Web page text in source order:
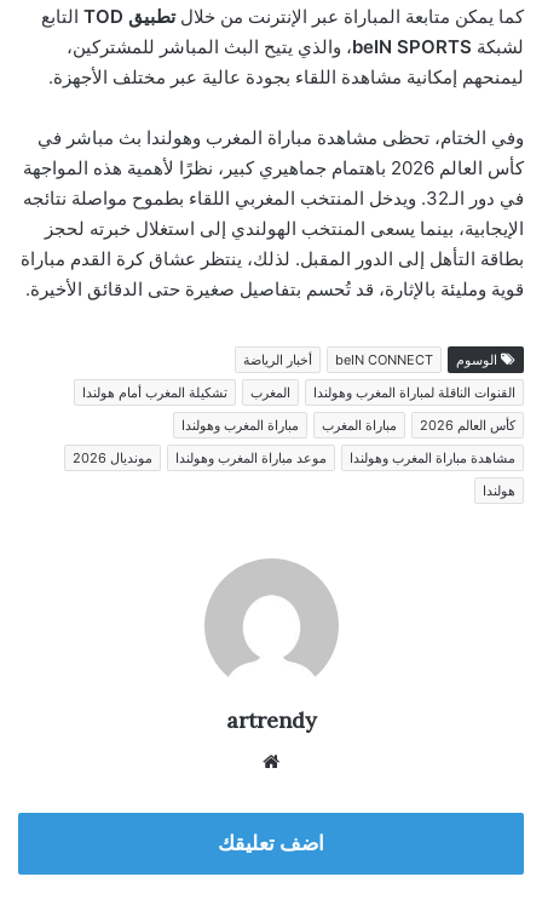
كما يمكن متابعة المباراة عبر الإنترنت من خلالتطبيق TOD
التابع
لشبكة beIN SPORTS، والذي يتيح البث المباشر للمشتركين،
ليمنحهم إمكانية مشاهدة اللقاء بجودة عالية عبر مختلف الأجهزة.
وفي الختام، تحظى مشاهدة مباراة المغرب وهولندا بث مباشر في
كأس العالم 2026 باهتمام جماهيري كبير، نظرًا لأهمية هذه المواجهة
في دور الـ32. ويدخل المنتخب المغربي اللقاء بطموح مواصلة نتائجه
الإيجابية، بينما يسعى المنتخب الهولندي إلى استغلال خبرته لحجز
بطاقة التأهل إلى الدور المقبل. لذلك، ينتظر عشاق كرة القدم مباراة
قوية ومليئة بالإثارة، قد تُحسم بتفاصيل صغيرة حتى الدقائق الأخيرة.
الوسوم beIN CONNECT
أخبار الرياضة
القنوات الناقلة لمباراة المغرب وهولندا
المغرب
تشكيلة المغرب أمام هولندا
كأس العالم 2026
مباراة المغرب
مباراة المغرب وهولندا
مشاهدة مباراة المغرب وهولندا
موعد مباراة المغرب وهولندا
مونديال 2026
هولندا
artrendy
الوي
ب
اضف تعليقك